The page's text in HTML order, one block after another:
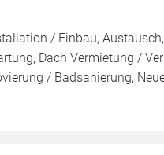
/ Einbau,
Dach Vermietung /
/ Badsanierung,